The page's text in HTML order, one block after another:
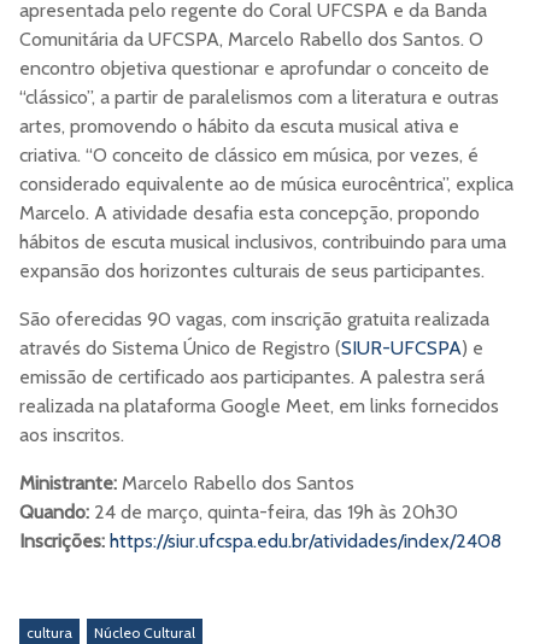
apresentada pelo regente do Coral UFCSPA e da Banda
Comunitária da UFCSPA, Marcelo Rabello dos Santos. O
encontro objetiva questionar e aprofundar o conceito de
“clássico”, a partir de paralelismos com a literatura e outras
artes, promovendo o hábito da escuta musical ativa e
criativa. “O conceito de clássico em música, por vezes, é
considerado equivalente ao de música eurocêntrica”, explica
Marcelo. A atividade desafia esta concepção, propondo
hábitos de escuta musical inclusivos, contribuindo para uma
expansão dos horizontes culturais de seus participantes.
São oferecidas 90 vagas, com inscrição gratuita realizada
através do Sistema Único de Registro (SIUR-UFCSPA) e
emissão de certificado aos participantes. A palestra será
realizada na plataforma Google Meet, em links fornecidos
aos inscritos.
Ministrante: Marcelo Rabello dos Santos
Quando: 24 de março, quinta-feira, das 19h às 20h30
Inscrições: https://siur.ufcspa.edu.br/atividades/index/2408
cultura Núcleo Cultural